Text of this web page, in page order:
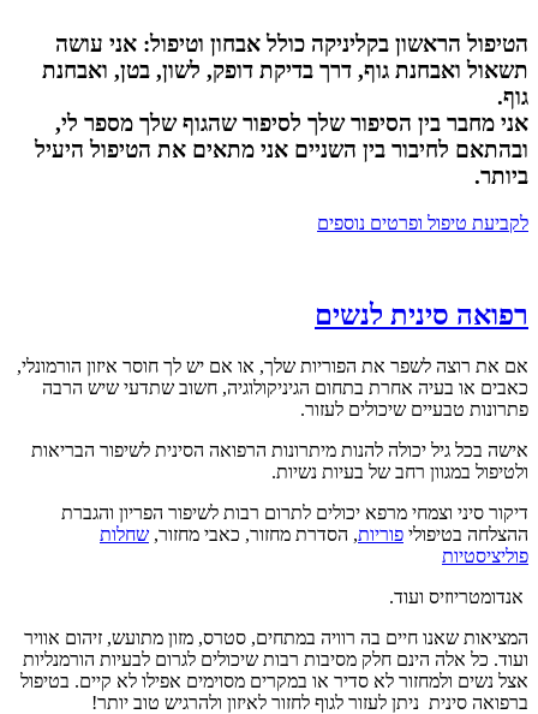
הטיפול הראשון בקליניקה כולל אבחון וטיפול: אני עושה
תשאול ואבחנת גוף, דרך בדיקת דופק, לשון, בטן, ואבחנת
גוף.
אני מחבר בין הסיפור שלך לסיפור שהגוף שלך מספר לי,
ובהתאם לחיבור בין השניים אני מתאים את הטיפול היעיל
ביותר.
לקביעת טיפול ופרטים נוספים
רפואה סינית לנשים
אם את רוצה לשפר את הפוריות שלך, או אם יש לך חוסר איזון הורמונלי,
כאבים או בעיה אחרת בתחום הגיניקולוגיה, חשוב שתדעי שיש הרבה
פתרונות טבעיים שיכולים לעזור.
אישה בכל גיל יכולה להנות מיתרונות הרפואה הסינית לשיפור הבריאות
ולטיפול במגוון רחב של בעיות נשיות.
דיקור סיני וצמחי מרפא יכולים לתרום רבות לשיפור הפריון והגברת
ההצלחה בטיפולי פוריות, הסדרת מחזור, כאבי מחזור, שחלות
פוליציסטיות
אנדומטריוזיס ועוד.
המציאות שאנו חיים בה רוויה במתחים, סטרס, מזון מתועש, זיהום אוויר
ועוד. כל אלה הינם חלק מסיבות רבות שיכולים לגרום לבעיות הורמנליות
אצל נשים ולמחזור לא סדיר או במקרים מסוימים אפילו לא קיים. בטיפול
ברפואה סינית ניתן לעזור לגוף לחזור לאיזון ולהרגיש טוב יותר!